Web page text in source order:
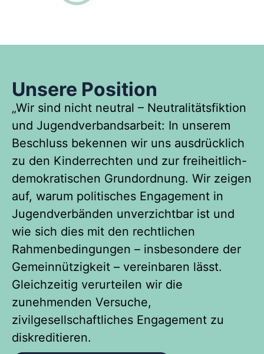
Unsere Position
„Wir sind nicht neutral – Neutralitätsfiktion
und Jugendverbandsarbeit: In unserem
Beschluss bekennen wir uns ausdrücklich
zu den Kinderrechten und zur freiheitlich-
demokratischen Grundordnung. Wir zeigen
auf, warum politisches Engagement in
Jugendverbänden unverzichtbar ist und
wie sich dies mit den rechtlichen
Rahmenbedingungen – insbesondere der
Gemeinnützigkeit – vereinbaren lässt.
Gleichzeitig verurteilen wir die
zunehmenden Versuche,
zivilgesellschaftliches Engagement zu
diskreditieren.